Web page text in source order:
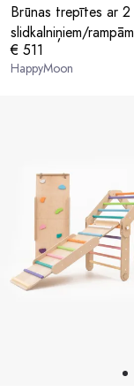
Brūnas trepītes ar 2
slidkalniņiem/rampām
€ 511
HappyMoon